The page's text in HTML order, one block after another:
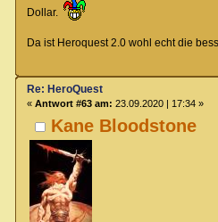
Dollar.
Da ist Heroquest 2.0 wohl echt die
Kane Bloodstone
Re: HeroQuest
« Antwort #63 am: 23.09.2020 | 17:34 »